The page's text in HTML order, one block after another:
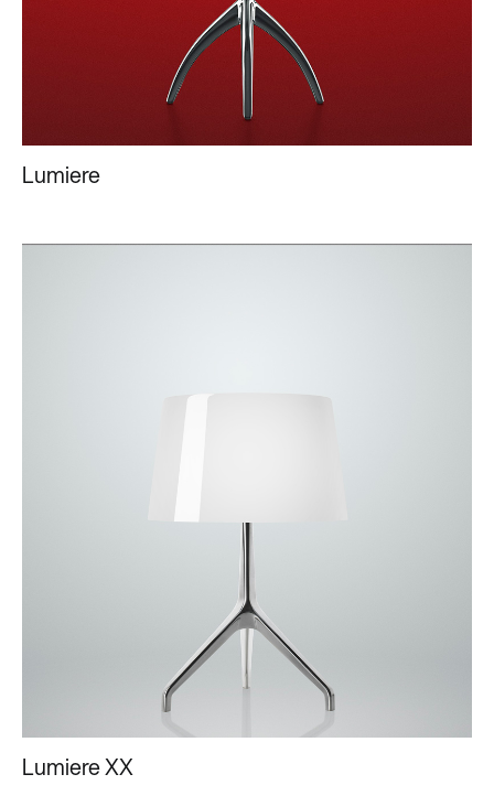
Lumiere
Lumiere XX